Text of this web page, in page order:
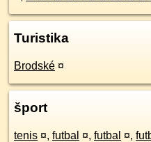
Turistika
Brodské ¤
šport
tenis ¤, futbal ¤, futbal ¤,